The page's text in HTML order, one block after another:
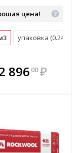
м3) м2 (0.05 м3)
выгоднее!
цена!
упаковка (0.246 м3)
896 00 ₽